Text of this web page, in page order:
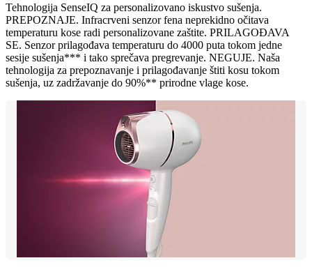
Tehnologija SenseIQ za personalizovano iskustvo sušenja.
PREPOZNAJE. Infracrveni senzor fena neprekidno očitava
temperaturu kose radi personalizovane zaštite. PRILAGOĐAVA
SE. Senzor prilagođava temperaturu do 4000 puta tokom jedne
sesije sušenja*** i tako sprečava pregrevanje. NEGUJE. Naša
tehnologija za prepoznavanje i prilagođavanje štiti kosu tokom
sušenja, uz zadržavanje do 90%** prirodne vlage kose.